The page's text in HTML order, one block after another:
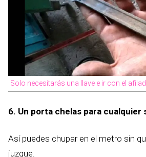
Solo necesitarás una llave e ir con el
6. Un porta chelas para cualquier
Así puedes chupar en el metro sin
juzgue.